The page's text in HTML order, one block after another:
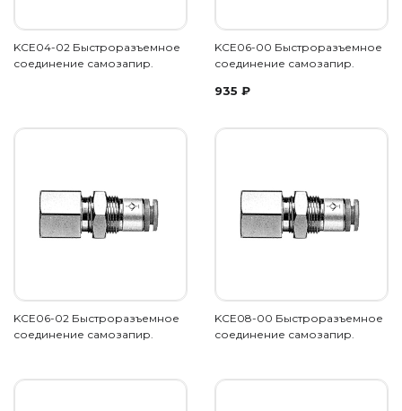
KCE04-02 Быстроразъемное
соединение самозапир.
KCE06-00 Быстроразъемное
соединение самозапир.
935 ₽
KCE06-02 Быстроразъемное
соединение самозапир.
KCE08-00 Быстроразъемное
соединение самозапир.